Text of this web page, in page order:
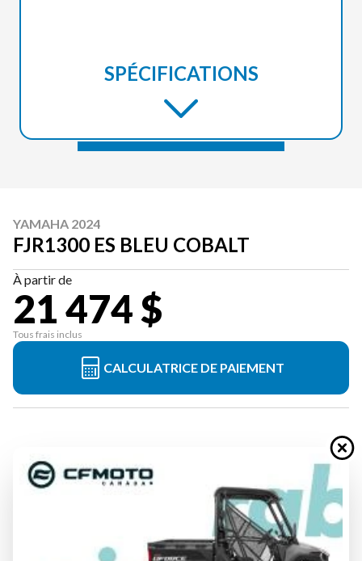
SPÉCIFICATIONS
YAMAHA 2024
FJR1300 ES BLEU COBALT
À partir de
21 474 $
Tous frais inclus
CALCULATRICE DE PAIEMENT